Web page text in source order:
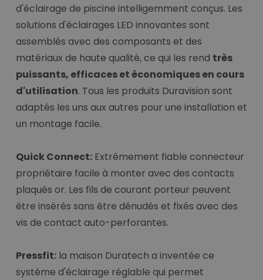
d'éclairage de piscine intelligemment conçus. Les
solutions d'éclairages LED innovantes sont
assemblés avec des composants et des
matériaux de haute qualité, ce qui les rend très
puissants, efficaces et économiques en cours
d'utilisation. Tous les produits Duravision sont
adaptés les uns aux autres pour une installation et
un montage facile.
Quick Connect: Extrêmement fiable connecteur
propriétaire facile à monter avec des contacts
plaqués or. Les fils de courant porteur peuvent
être insérés sans être dénudés et fixés avec des
vis de contact auto-perforantes.
Pressfit: la maison Duratech a inventée ce
système d'éclairage réglable qui permet